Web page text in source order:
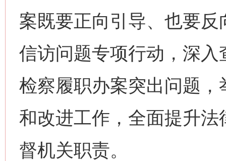
案既要正向引导、也要
信访问题专项行动，深
检察履职办案突出问题
和改进工作，全面提升
督机关职责。